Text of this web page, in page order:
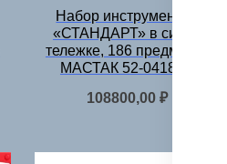
Набор инструментов
«СТАНДАРТ» в синей
тележке, 186 предметов
МАСТАК 52-04186B
108800,00 ₽